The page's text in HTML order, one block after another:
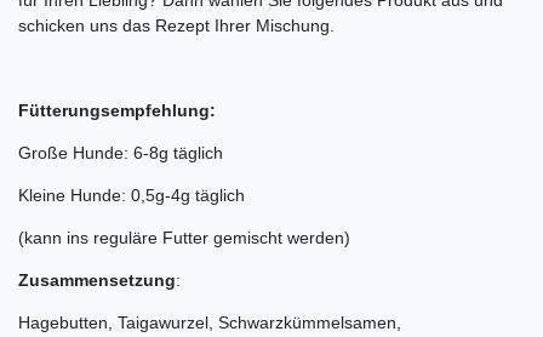
schicken uns das Rezept Ihrer Mischung.
Fütterungsempfehlung:
Große Hunde: 6-8g täglich
Kleine Hunde: 0,5g-4g täglich
(kann ins reguläre Futter gemischt werden)
Zusammensetzung:
Hagebutten, Taigawurzel, Schwarzkümmelsamen,